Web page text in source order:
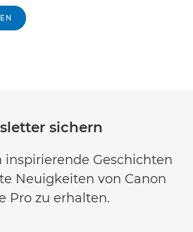
sichern
inspirierende Geschichten
Neuigkeiten von Canon
Pro zu erhalten.